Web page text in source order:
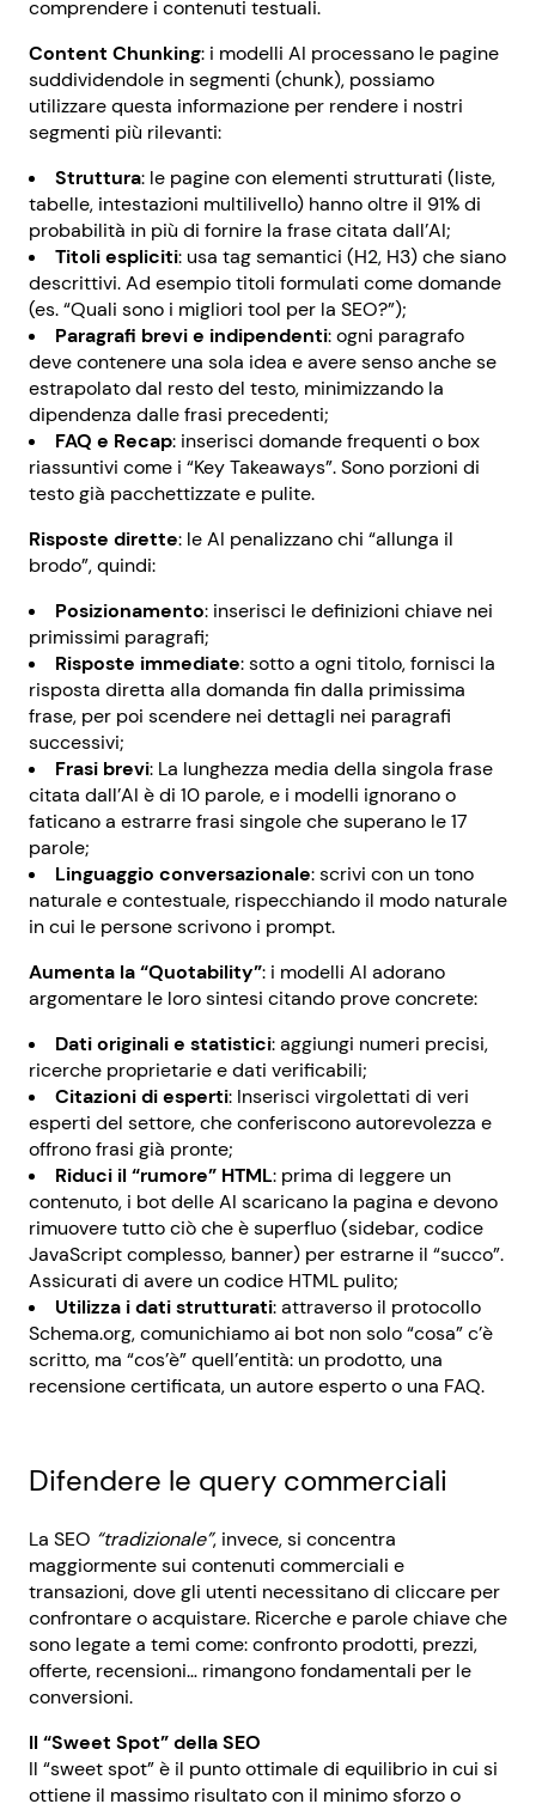
comprendere i contenuti testuali.
Content Chunking: i modelli AI processano le pagine
suddividendole in segmenti (chunk), possiamo
utilizzare questa informazione per rendere i nostri
segmenti più rilevanti:
Struttura: le pagine con elementi strutturati (liste,
tabelle, intestazioni multilivello) hanno oltre il 91% di
probabilità in più di fornire la frase citata dall’AI;
Titoli espliciti: usa tag semantici (H2, H3) che siano
descrittivi. Ad esempio titoli formulati come domande
(es. “Quali sono i migliori tool per la SEO?”);
Paragrafi brevi e indipendenti: ogni paragrafo
deve contenere una sola idea e avere senso anche se
estrapolato dal resto del testo, minimizzando la
dipendenza dalle frasi precedenti;
FAQ e Recap: inserisci domande frequenti o box
riassuntivi come i “Key Takeaways”. Sono porzioni di
testo già pacchettizzate e pulite.
Risposte dirette: le AI penalizzano chi “allunga il
brodo”, quindi:
Posizionamento: inserisci le definizioni chiave nei
primissimi paragrafi;
Risposte immediate: sotto a ogni titolo, fornisci la
risposta diretta alla domanda fin dalla primissima
frase, per poi scendere nei dettagli nei paragrafi
successivi;
Frasi brevi: La lunghezza media della singola frase
citata dall’AI è di 10 parole, e i modelli ignorano o
faticano a estrarre frasi singole che superano le 17
parole;
Linguaggio conversazionale: scrivi con un tono
naturale e contestuale, rispecchiando il modo naturale
in cui le persone scrivono i prompt.
Aumenta la “Quotability”: i modelli AI adorano
argomentare le loro sintesi citando prove concrete:
Dati originali e statistici: aggiungi numeri precisi,
ricerche proprietarie e dati verificabili;
Citazioni di esperti: Inserisci virgolettati di veri
esperti del settore, che conferiscono autorevolezza e
offrono frasi già pronte;
Riduci il “rumore” HTML: prima di leggere un
contenuto, i bot delle AI scaricano la pagina e devono
rimuovere tutto ciò che è superfluo (sidebar, codice
JavaScript complesso, banner) per estrarne il “succo”.
Assicurati di avere un codice HTML pulito;
Utilizza i dati strutturati: attraverso il protocollo
Schema.org, comunichiamo ai bot non solo “cosa” c’è
scritto, ma “cos’è” quell’entità: un prodotto, una
recensione certificata, un autore esperto o una FAQ.
Difendere le query commerciali
La SEO “tradizionale”, invece, si concentra
maggiormente sui contenuti commerciali e
transazioni, dove gli utenti necessitano di cliccare per
confrontare o acquistare. Ricerche e parole chiave che
sono legate a temi come: confronto prodotti, prezzi,
offerte, recensioni… rimangono fondamentali per le
conversioni.
Il “Sweet Spot” della SEO
Il “sweet spot” è il punto ottimale di equilibrio in cui si
ottiene il massimo risultato con il minimo sforzo o